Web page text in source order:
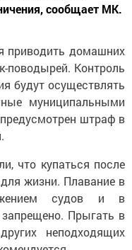
сообщает МК.
приводить домашних
поводырей. Контроль
будут осуществлять
муниципальными
штраф в
что купаться после
жизни. Плавание в
судов и в
Прыгать в
неподходящих